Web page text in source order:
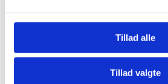
Tillad alle
Tillad valgte
Claus Meyer i samarbejde med
Hænder, byder aftenen på
helhedsplan i Tingbjerg og